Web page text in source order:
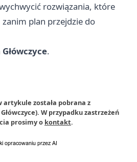
rozwiązania, które
plan przejdzie do
.
została pobrana z
W przypadku zastrzeżeń
prosimy o kontakt.